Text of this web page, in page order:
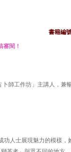
書籍編
審閱！
師工作坊」主講人，兼
功人士展現魅力的模樣